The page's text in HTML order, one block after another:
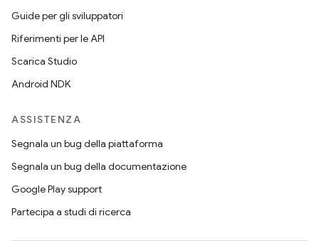
Guide per gli sviluppatori
Riferimenti per le API
Scarica Studio
Android NDK
ASSISTENZA
Segnala un bug della piattaforma
Segnala un bug della documentazione
Google Play support
Partecipa a studi di ricerca